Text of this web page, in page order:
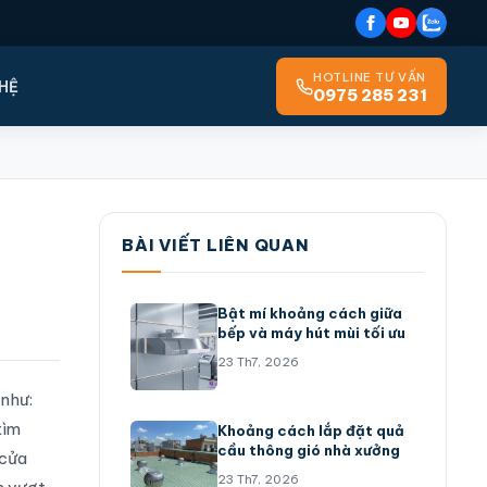
HOTLINE TƯ VẤN
0975 285 231
BÀI VIẾT LIÊN QUAN
Bật mí khoảng cách giữa
bếp và máy hút mùi tối ưu
23 Th7, 2026
Khoảng cách lắp đặt quả
cầu thông gió nhà xưởng
23 Th7, 2026